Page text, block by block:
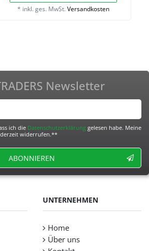
* inkl. ges. MwSt. Versandkosten
Newsletter
ich die Daten­schutz­erklärunggelesen habe. Meine
widerrufen.**
ABONNIEREN
UNTERNEHMEN
Home
Über uns